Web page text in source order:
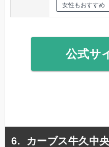
女性もおすすめ
公式サ
カーブス牛久中央